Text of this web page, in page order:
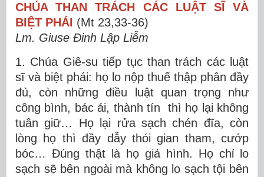
CHÚA THAN TRÁCH CÁC LUẬT SĨ VÀ
BIỆT PHÁI (Mt 23,33-36)
Lm. Giuse Đinh Lập Liễm
1. Chúa Giê-su tiếp tục than trách các luật
sĩ và biệt phái: họ lo nộp thuế thập phân đầy
đủ, còn những điều luật quan trọng như
công bình, bác ái, thành tín thì họ lại không
tuân giữ… Họ lại rửa sạch chén đĩa, còn
lòng họ thì đầy dẫy thói gian tham, cướp
bóc… Đúng thật là họ giả hình. Họ chỉ lo
sạch sẽ bên ngoài mà không lo sạch tội bên